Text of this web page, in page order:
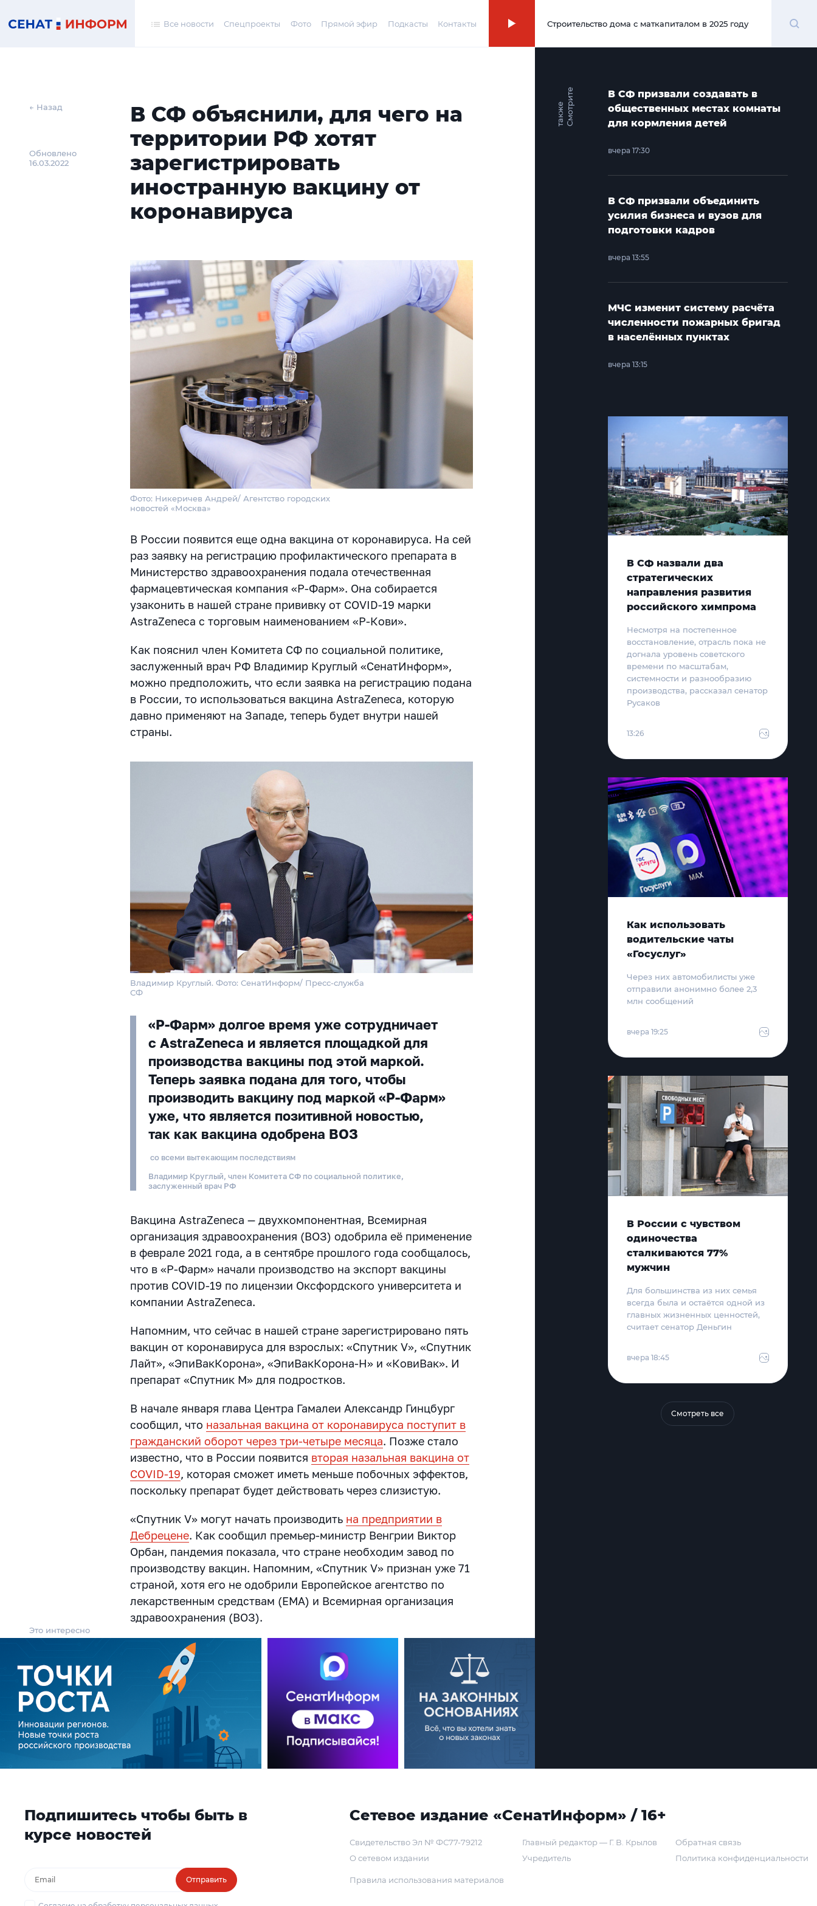
Все новости Спецпроекты Фото Прямой эфир Подкасты Контакты 00:00
Строительство дома с маткапиталом в 2025 году
← Назад
Обновлено
16.03.2022
В СФ объяснили, для чего на
территории РФ хотят
зарегистрировать
иностранную вакцину от
коронавируса
Фото: Никеричев Андрей/ Агентство городских
новостей «Москва»
В России появится еще одна вакцина от коронавируса. На сей
раз заявку на регистрацию профилактического препарата в
Министерство здравоохранения подала отечественная
фармацевтическая компания «Р-Фарм». Она собирается
узаконить в нашей стране прививку от COVID-19 марки
AstraZeneca с торговым наименованием «Р-Кови».
Как пояснил член Комитета СФ по социальной политике,
заслуженный врач РФ Владимир Круглый «СенатИнформ»,
можно предположить, что если заявка на регистрацию подана
в России, то использоваться вакцина AstraZeneca, которую
давно применяют на Западе, теперь будет внутри нашей
страны.
Владимир Круглый. Фото: СенатИнформ/ Пресс-служба
СФ
«Р-Фарм» долгое время уже сотрудничает
с AstraZeneca и является площадкой для
производства вакцины под этой маркой.
Теперь заявка подана для того, чтобы
производить вакцину под маркой «Р-Фарм»
уже, что является позитивной новостью,
так как вакцина одобрена ВОЗ
со всеми вытекающим последствиям
Владимир Круглый, член Комитета СФ по социальной политике,
заслуженный врач РФ
Вакцина AstraZeneca — двухкомпонентная, Всемирная
организация здравоохранения (ВОЗ) одобрила её применение
в феврале 2021 года, а в сентябре прошлого года сообщалось,
что в «Р-Фарм» начали производство на экспорт вакцины
против COVID-19 по лицензии Оксфордского университета и
компании AstraZeneca.
Напомним, что сейчас в нашей стране зарегистрировано пять
вакцин от коронавируса для взрослых: «Спутник V», «Спутник
Лайт», «ЭпиВакКорона», «ЭпиВакКорона-Н» и «КовиВак». И
препарат «Спутник М» для подростков.
В начале января глава Центра Гамалеи Александр Гинцбург
сообщил, что назальная вакцина от коронавируса поступит в
гражданский оборот через три-четыре месяца. Позже стало
известно, что в России появится вторая назальная вакцина от
COVID-19, которая сможет иметь меньше побочных эффектов,
поскольку препарат будет действовать через слизистую.
«Спутник V» могут начать производить на предприятии в
Дебрецене. Как сообщил премьер-министр Венгрии Виктор
Орбан, пандемия показала, что стране необходим завод по
производству вакцин. Напомним, «Спутник V» признан уже 71
страной, хотя его не одобрили Европейское агентство по
лекарственным средствам (EMA) и Всемирная организация
здравоохранения (ВОЗ).
Это интересно
С
м
о
т
р и
т
е
т
а
к
ж
е
В СФ призвали создавать в
общественных местах комнаты
для кормления детей
вчера 17:30
В СФ призвали объединить
усилия бизнеса и вузов для
подготовки кадров
вчера 13:55
МЧС изменит систему расчёта
численности пожарных бригад
в населённых пунктах
вчера 13:15
В СФ назвали два
стратегических
направления развития
российского химпрома
Несмотря на постепенное
восстановление, отрасль пока не
догнала уровень советского
времени по масштабам,
системности и разнообразию
производства, рассказал сенатор
Русаков
13:26
Как использовать
водительские чаты
«Госуслуг»
Через них автомобилисты уже
отправили анонимно более 2,3
млн сообщений
вчера 19:25
В России с чувством
одиночества
сталкиваются 77%
мужчин
Для большинства из них семья
всегда была и остаётся одной из
главных жизненных ценностей,
считает сенатор Деньгин
вчера 18:45
Смотреть все
Подпишитесь чтобы быть в
курсе новостей
Отправить
Сетевое издание «СенатИнформ» / 16+
Свидетельство Эл № ФС77-79212
О сетевом издании
Главный редактор — Г. В. Крылов
Учредитель
Обратная связь
Политика конфиденциальности
Правила использования материалов